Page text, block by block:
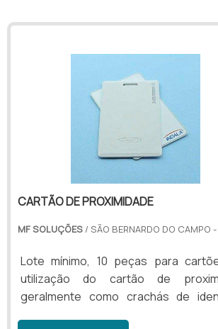
CARTÃO DE PROXIMIDADE
MF SOLUÇÕES / SÃO BERNARDO DO CAMPO
Lote mínimo, 10 peças para
utilização do cartão de
geralmente como crachás de